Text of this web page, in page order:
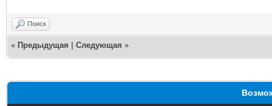
Поиск
« Предыдущая Следующая »